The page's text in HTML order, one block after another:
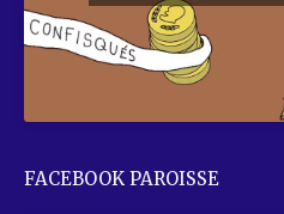
FACEBOOK PAROISSE